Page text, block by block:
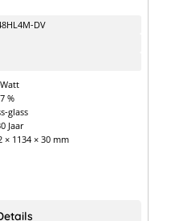
DV
%
glass
Jaar
× 1134 × 30 mm